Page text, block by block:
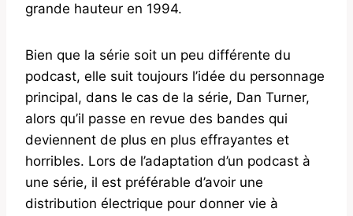
grande hauteur en 1994.
Bien que la série soit un peu différente du
podcast, elle suit toujours l’idée du personnage
principal, dans le cas de la série, Dan Turner,
alors qu’il passe en revue des bandes qui
deviennent de plus en plus effrayantes et
horribles. Lors de l’adaptation d’un podcast à
une série, il est préférable d’avoir une
distribution électrique pour donner vie à